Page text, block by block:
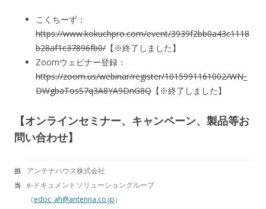
こくちーず：
https://www.kokuchpro.com/event/3939f2bb0a43c1118
b28af1c37896fb0/ 【※終了しました】
Zoomウェビナー登録：
https://zoom.us/webinar/register/1015991161002/WN_
DWgbaTosS7q3A8YA9DnG8Q 【※終了しました】
【オンラインセミナー、キャンペーン、製品等お
問い合わせ】
担
当
アンテナハウス株式会社
e-ドキュメントソリューショングループ
（edoc_ah@antenna.co.jp）